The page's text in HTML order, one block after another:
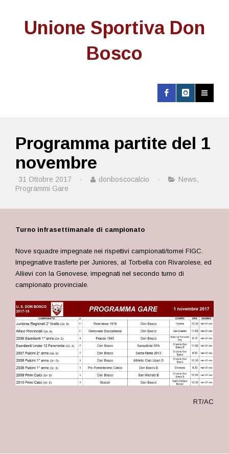
Unione Sportiva Don
Bosco
Programma partite del 1
novembre
31 Ottobre 2017 · donboscocalcio · News,
Programmi Gare
Turno infrasettimanale di campionato
Nove squadre impegnate nei rispettivi campionati/tornei FIGC.
Impegnative trasferte per Juniores, al Torbella con Rivarolese, ed
Allievi con la Genovese, impegnati nel secondo turno di
campionato provinciale.
RT/AC